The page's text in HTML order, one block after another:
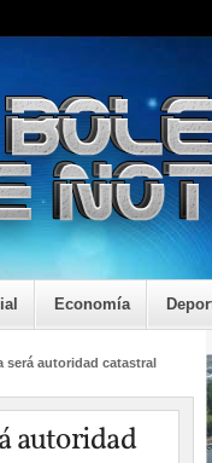
Economía
será autoridad catastral
autoridad